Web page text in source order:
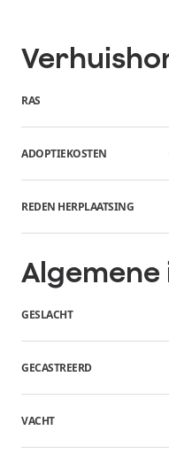
RAS
ADOPTIEKOSTEN
REDEN HERPLAATSING
Algemene
GESLACHT
GECASTREERD
VACHT